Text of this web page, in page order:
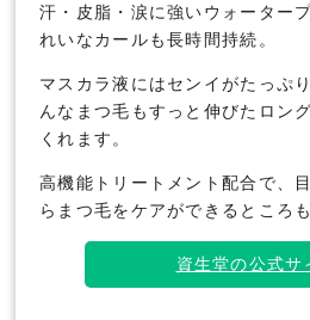
汗・皮脂・涙に強いウォーター
れいなカールも長時間持続。
マスカラ液にはセンイがたっぷ
んなまつ毛もすっと伸びたロン
くれます。
高機能トリートメント配合で、
らまつ毛をケアができるところ
資生堂の公式サ